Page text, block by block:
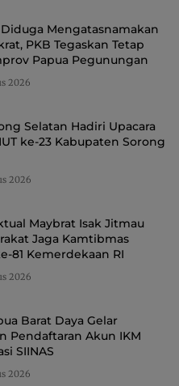
Mengatasnamakan
PKB Tegaskan Tetap
Papua Pegunungan
2026
Selatan Hadiri Upacara
ke-23 Kabupaten Sorong
2026
Maybrat Isak Jitmau
Jaga Kamtibmas
81 Kemerdekaan RI
2026
Barat Daya Gelar
Pendaftaran Akun IKM
SIINAS
2026